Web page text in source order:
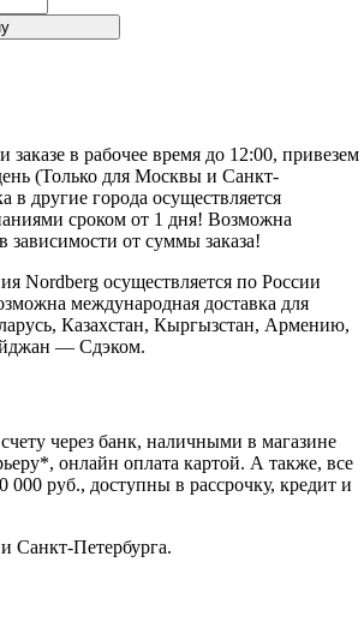
в рабочее время до 12:00, привезем
(Только для Москвы и Санкт-
в другие города осуществляется
сроком от 1 дня! Возможна
зависимости от суммы заказа!
Nordberg осуществляется по России
международная доставка для
Казахстан, Кыргызстан, Армению,
— Сдэком.
через банк, наличными в магазине
онлайн оплата картой. А также, все
руб., доступны в рассрочку, кредит и
Санкт-Петербурга.